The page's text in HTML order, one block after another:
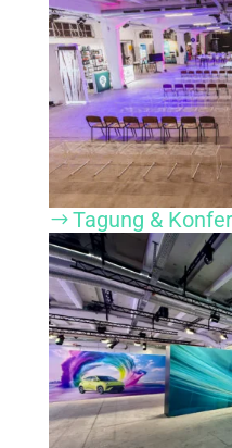
$ Tagung &